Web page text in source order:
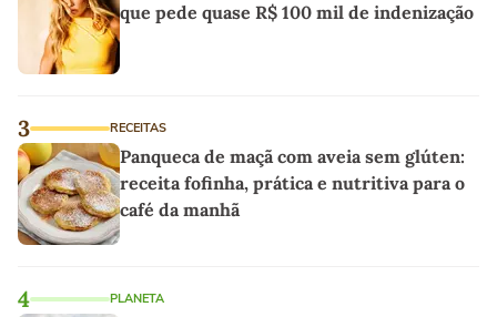
que pede quase R$ 100 mil de indenização
3 RECEITAS
Panqueca de maçã com aveia sem glúten:
receita fofinha, prática e nutritiva para o
café da manhã
4 PLANETA